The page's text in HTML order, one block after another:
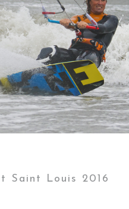
Saint Louis 2016